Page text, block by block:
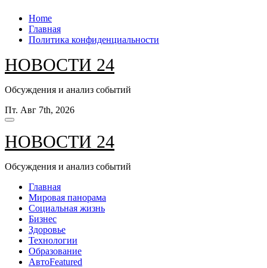
Перейти
содержанию
Home
Главная
Политика конфиденциальности
НОВОСТИ 24
Обсуждения и анализ событий
Пт. Авг 7th, 2026
НОВОСТИ 24
Обсуждения и анализ событий
Главная
Мировая панорама
Социальная жизнь
Бизнес
Здоровье
Технологии
Образование
АвтоFeatured